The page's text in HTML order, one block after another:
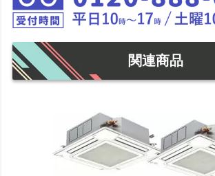
関連商品